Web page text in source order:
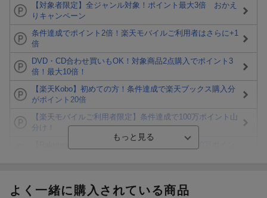
【対象者限定】全ジャンル対象！ポイント最大3倍 おかえ
りキャンペーン
条件達成でポイント2倍！楽天モバイルご利用者はさらに+1
倍
DVD・CD合わせ買いもOK！対象商品2点購入でポイント3
倍！最大10倍！
【楽天Kobo】初めての方！条件達成で楽天ブックス購入分
がポイント20倍
【楽天モバイルご利用者限定】条件達成で100万ポイント山
分け！
が当たる！
よく一緒に購入されている商品